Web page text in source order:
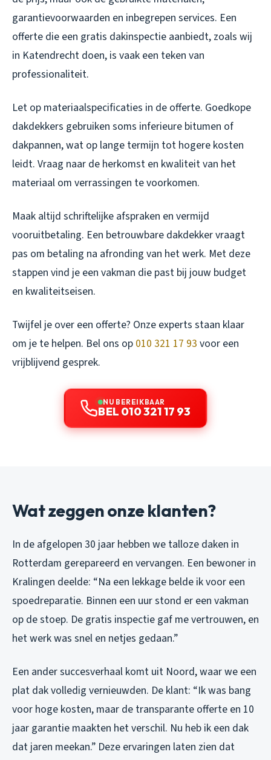
garantievoorwaarden en inbegrepen services. Een
offerte die een gratis dakinspectie aanbiedt, zoals wij
in Katendrecht doen, is vaak een teken van
professionaliteit.
Let op materiaalspecificaties in de offerte. Goedkope
dakdekkers gebruiken soms inferieure bitumen of
dakpannen, wat op lange termijn tot hogere kosten
leidt. Vraag naar de herkomst en kwaliteit van het
materiaal om verrassingen te voorkomen.
Maak altijd schriftelijke afspraken en vermijd
vooruitbetaling. Een betrouwbare dakdekker vraagt
pas om betaling na afronding van het werk. Met deze
stappen vind je een vakman die past bij jouw budget
en kwaliteitseisen.
Twijfel je over een offerte? Onze experts staan klaar
om je te helpen. Bel ons op 010 321 17 93 voor een
vrijblijvend gesprek.
NU BEREIKBAAR
BEL 010 321 17 93
Wat zeggen onze klanten?
In de afgelopen 30 jaar hebben we talloze daken in
Rotterdam gerepareerd en vervangen. Een bewoner in
Kralingen deelde: “Na een lekkage belde ik voor een
spoedreparatie. Binnen een uur stond er een vakman
op de stoep. De gratis inspectie gaf me vertrouwen, en
het werk was snel en netjes gedaan.”
Een ander succesverhaal komt uit Noord, waar we een
plat dak volledig vernieuwden. De klant: “Ik was bang
voor hoge kosten, maar de transparante offerte en 10
jaar garantie maakten het verschil. Nu heb ik een dak
dat jaren meekan.” Deze ervaringen laten zien dat